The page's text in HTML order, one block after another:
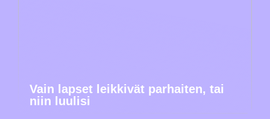
Vain lapset leikkivät parhaiten, tai
niin luulisi